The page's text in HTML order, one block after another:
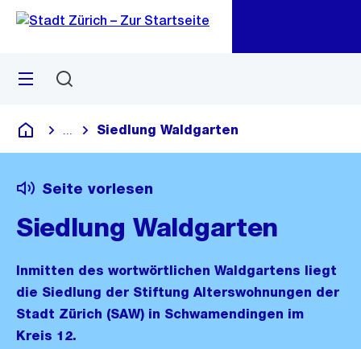
Navigation
Sprunglink
Menü
Deutsch
Blende alle Breadcrumbs ein
Siedlung Waldgarten
Seite vorlesen
Siedlung Waldgarten
Inmitten des wortwörtlichen Waldgartens liegt
die Siedlung der Stiftung Alterswohnungen der
Stadt Zürich (SAW) in Schwamendingen im
Kreis 12.